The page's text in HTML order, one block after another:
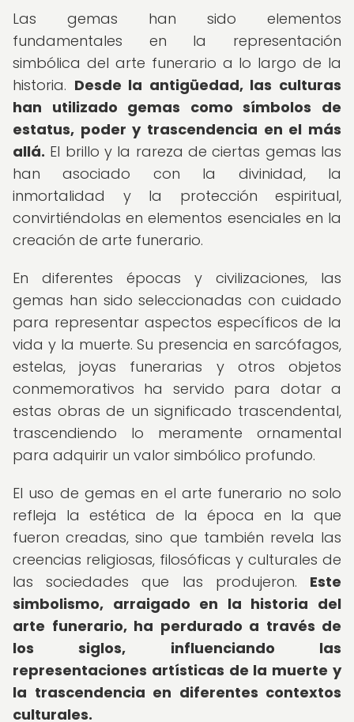
Las gemas han sido elementos
fundamentales en la representación
simbólica del arte funerario a lo largo de la
historia. Desde la antigüedad, las culturas
han utilizado gemas como símbolos de
estatus, poder y trascendencia en el más
allá. El brillo y la rareza de ciertas gemas las
han asociado con la divinidad, la
inmortalidad y la protección espiritual,
convirtiéndolas en elementos esenciales en la
creación de arte funerario.
En diferentes épocas y civilizaciones, las
gemas han sido seleccionadas con cuidado
para representar aspectos específicos de la
vida y la muerte. Su presencia en sarcófagos,
estelas, joyas funerarias y otros objetos
conmemorativos ha servido para dotar a
estas obras de un significado trascendental,
trascendiendo lo meramente ornamental
para adquirir un valor simbólico profundo.
El uso de gemas en el arte funerario no solo
refleja la estética de la época en la que
fueron creadas, sino que también revela las
creencias religiosas, filosóficas y culturales de
las sociedades que las produjeron. Este
simbolismo, arraigado en la historia del
arte funerario, ha perdurado a través de
los siglos, influenciando las
representaciones artísticas de la muerte y
la trascendencia en diferentes contextos
culturales.